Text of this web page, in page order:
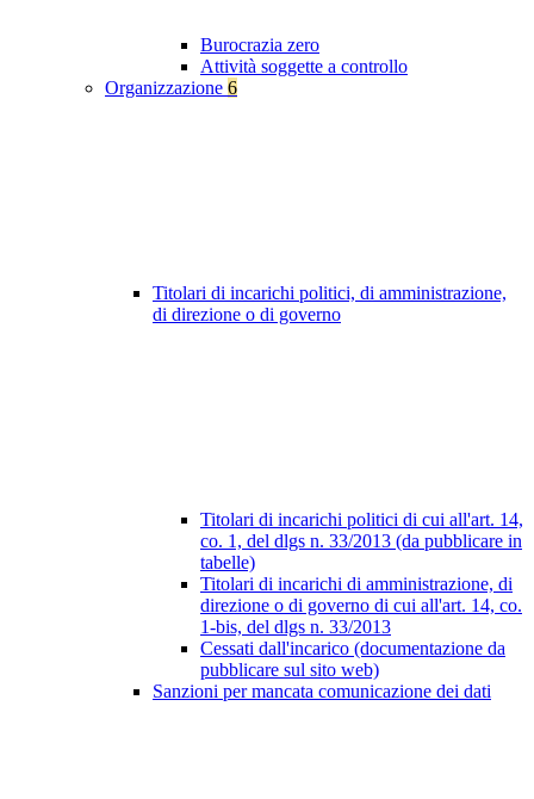
Burocrazia zero
Attività soggette a controllo
Organizzazione 6
Titolari di incarichi politici, di amministrazione,
di direzione o di governo
Titolari di incarichi politici di cui all'art. 14,
co. 1, del dlgs n. 33/2013 (da pubblicare in
tabelle)
Titolari di incarichi di amministrazione, di
direzione o di governo di cui all'art. 14, co.
1-bis, del dlgs n. 33/2013
Cessati dall'incarico (documentazione da
pubblicare sul sito web)
Sanzioni per mancata comunicazione dei dati